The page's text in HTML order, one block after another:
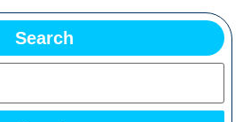
Search